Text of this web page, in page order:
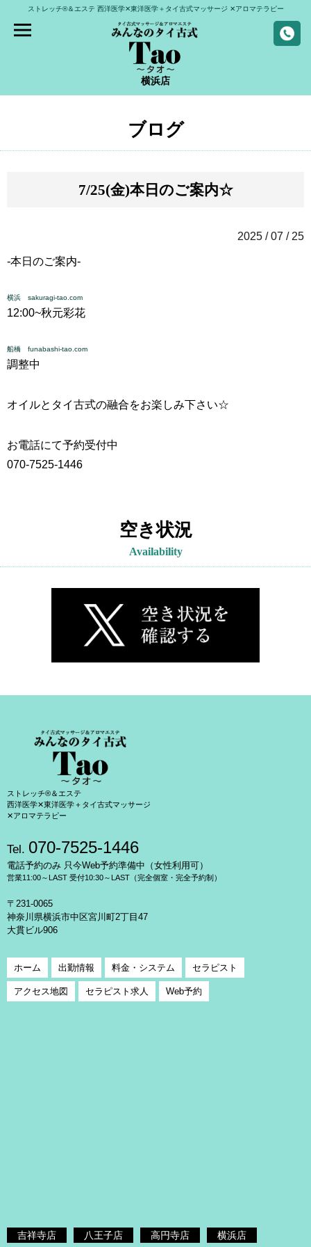
ストレッチ®＆エステ 西洋医学✕東洋医学＋タイ古式マッサージ ✕アロマテラピー
横浜店
ブログ
7/25(金)本日のご案内☆
2025 / 07 / 25
-本日のご案内-
横浜 sakuragi-tao.com
12:00~秋元彩花
船橋 funabashi-tao.com
調整中
オイルとタイ古式の融合をお楽しみ下さい☆
お電話にて予約受付中
070-7525-1446
空き状況
Availability
ストレッチ®＆エステ
西洋医学✕東洋医学＋タイ古式マッサージ
✕アロマテラピー
Tel. 070-7525-1446
電話予約のみ 只今Web予約準備中（女性利用可）
営業11:00～LAST 受付10:30～LAST（完全個室・完全予約制）
〒231-0065
神奈川県横浜市中区宮川町2丁目47
大貫ビル906
ホーム 出勤情報 料金・システム セラピスト
アクセス地図 セラピスト求人 Web予約
吉祥寺店 八王子店 高円寺店 横浜店